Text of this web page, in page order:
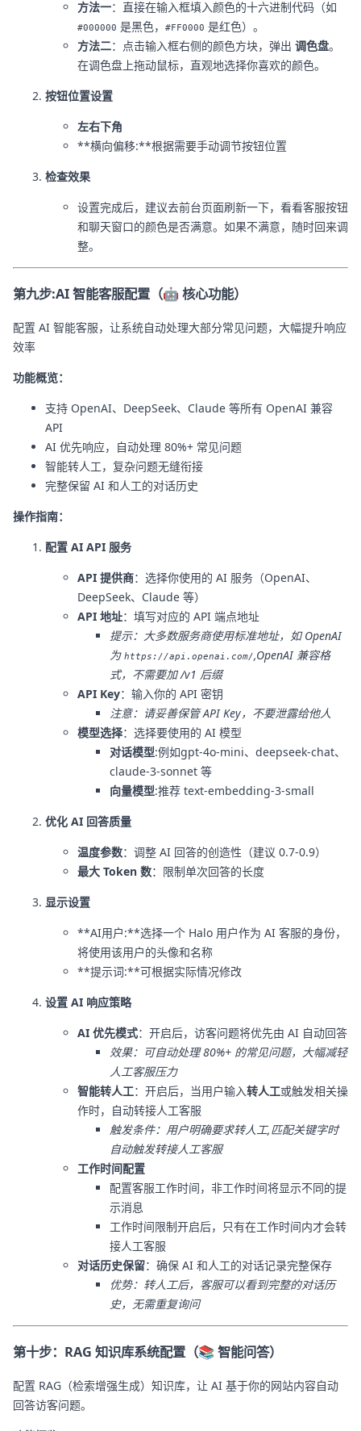
方法一：直接在输入框填入颜色的十六进制代码（如
#000000 是黑色， #FF0000 是红色）。
方法二：点击输入框右侧的颜色方块，弹出 调色盘。
在调色盘上拖动鼠标，直观地选择你喜欢的颜色。
按钮位置设置
左右下角
**横向偏移:**根据需要手动调节按钮位置
检查效果
设置完成后，建议去前台页面刷新一下，看看客服按钮
和聊天窗口的颜色是否满意。如果不满意，随时回来调
整。
第九步:AI 智能客服配置（🤖 核心功能）
配置 AI 智能客服，让系统自动处理大部分常见问题，大幅提升响应
效率
功能概览：
支持 OpenAI、DeepSeek、Claude 等所有 OpenAI 兼容
API
AI 优先响应，自动处理 80%+ 常见问题
智能转人工，复杂问题无缝衔接
完整保留 AI 和人工的对话历史
操作指南：
配置 AI API 服务
API 提供商：选择你使用的 AI 服务（OpenAI、
DeepSeek、Claude 等）
API 地址：填写对应的 API 端点地址
提示：大多数服务商使用标准地址，如 OpenAI
为 https://api.openai.com/,OpenAI 兼容格
式，不需要加 /v1 后缀
API Key：输入你的 API 密钥
注意：请妥善保管 API Key，不要泄露给他人
模型选择：选择要使用的 AI 模型
对话模型:例如gpt-4o-mini、deepseek-chat、
claude-3-sonnet 等
向量模型:推荐 text-embedding-3-small
优化 AI 回答质量
温度参数：调整 AI 回答的创造性（建议 0.7-0.9）
最大 Token 数：限制单次回答的长度
显示设置
**AI用户:**选择一个 Halo 用户作为 AI 客服的身份，
将使用该用户的头像和名称
**提示词:**可根据实际情况修改
设置 AI 响应策略
AI 优先模式：开启后，访客问题将优先由 AI 自动回答
效果：可自动处理 80%+ 的常见问题，大幅减轻
人工客服压力
智能转人工：开启后，当用户输入转人工或触发相关操
作时，自动转接人工客服
触发条件：用户明确要求转人工,匹配关键字时
自动触发转接人工客服
工作时间配置
配置客服工作时间，非工作时间将显示不同的提
示消息
工作时间限制开启后，只有在工作时间内才会转
接人工客服
对话历史保留：确保 AI 和人工的对话记录完整保存
优势：转人工后，客服可以看到完整的对话历
史，无需重复询问
第十步：RAG 知识库系统配置（📚 智能问答）
配置 RAG（检索增强生成）知识库，让 AI 基于你的网站内容自动
回答访客问题。